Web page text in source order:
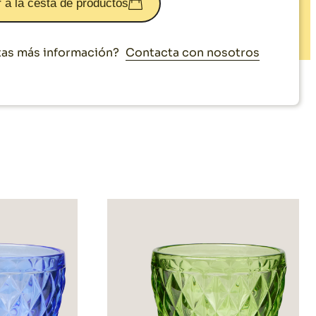
a la cesta de productos
más información? Contacta con nosotros